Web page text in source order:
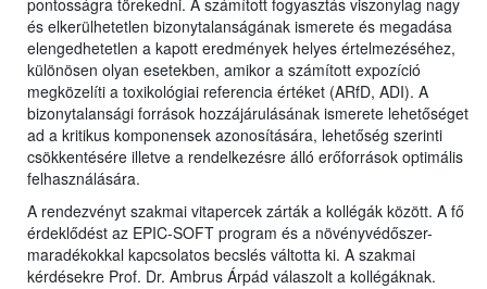
pontosságra törekedni. A számított fogyasztás viszonylag nagy
és elkerülhetetlen bizonytalanságának ismerete és megadása
elengedhetetlen a kapott eredmények helyes értelmezéséhez,
különösen olyan esetekben, amikor a számított expozíció
megközelíti a toxikológiai referencia értéket (ARfD, ADI). A
bizonytalansági források hozzájárulásának ismerete lehetőséget
ad a kritikus komponensek azonosítására, lehetőség szerinti
csökkentésére illetve a rendelkezésre álló erőforrások optimális
felhasználására.
A rendezvényt szakmai vitapercek zárták a kollégák között. A fő
érdeklődést az EPIC-SOFT program és a növényvédőszer-
maradékokkal kapcsolatos becslés váltotta ki. A szakmai
kérdésekre Prof. Dr. Ambrus Árpád válaszolt a kollégáknak.